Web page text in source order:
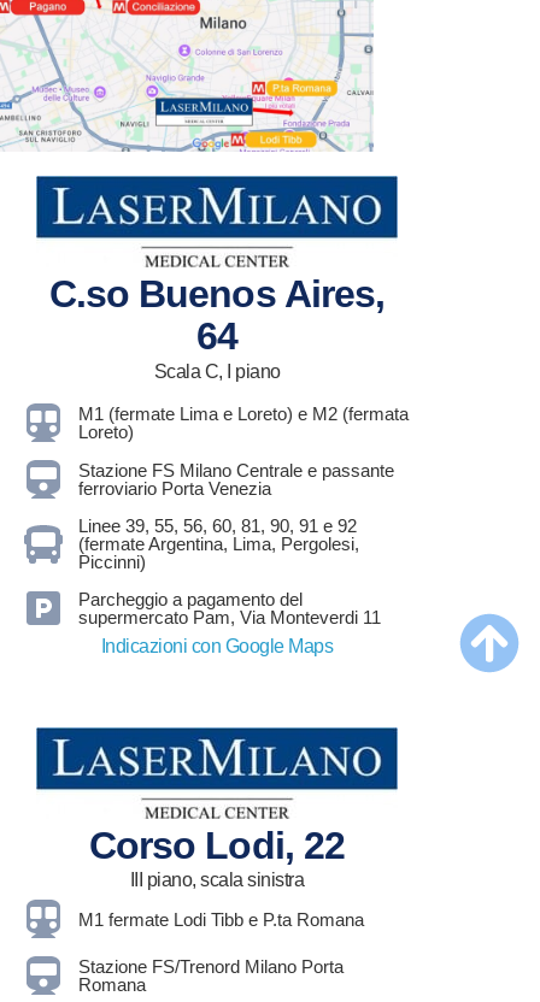
C.so Buenos Aires,
64
Scala C, I piano
M1 (fermate Lima e Loreto) e M2 (fermata
Loreto)
Stazione FS Milano Centrale e passante
ferroviario Porta Venezia
Linee 39, 55, 56, 60, 81, 90, 91 e 92
(fermate Argentina, Lima, Pergolesi,
Piccinni)
Parcheggio a pagamento del
supermercato Pam, Via Monteverdi 11
Indicazioni con Google Maps
Corso Lodi, 22
III piano, scala sinistra
M1 fermate Lodi Tibb e P.ta Romana
Stazione FS/Trenord Milano Porta
Romana